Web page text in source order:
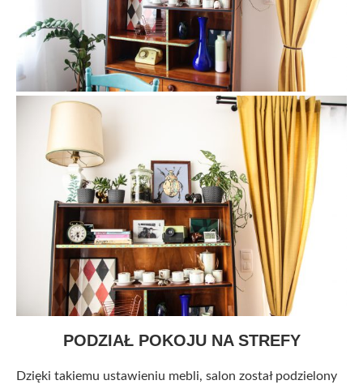
PODZIAŁ POKOJU NA STREFY
Dzięki takiemu ustawieniu mebli, salon został podzielony